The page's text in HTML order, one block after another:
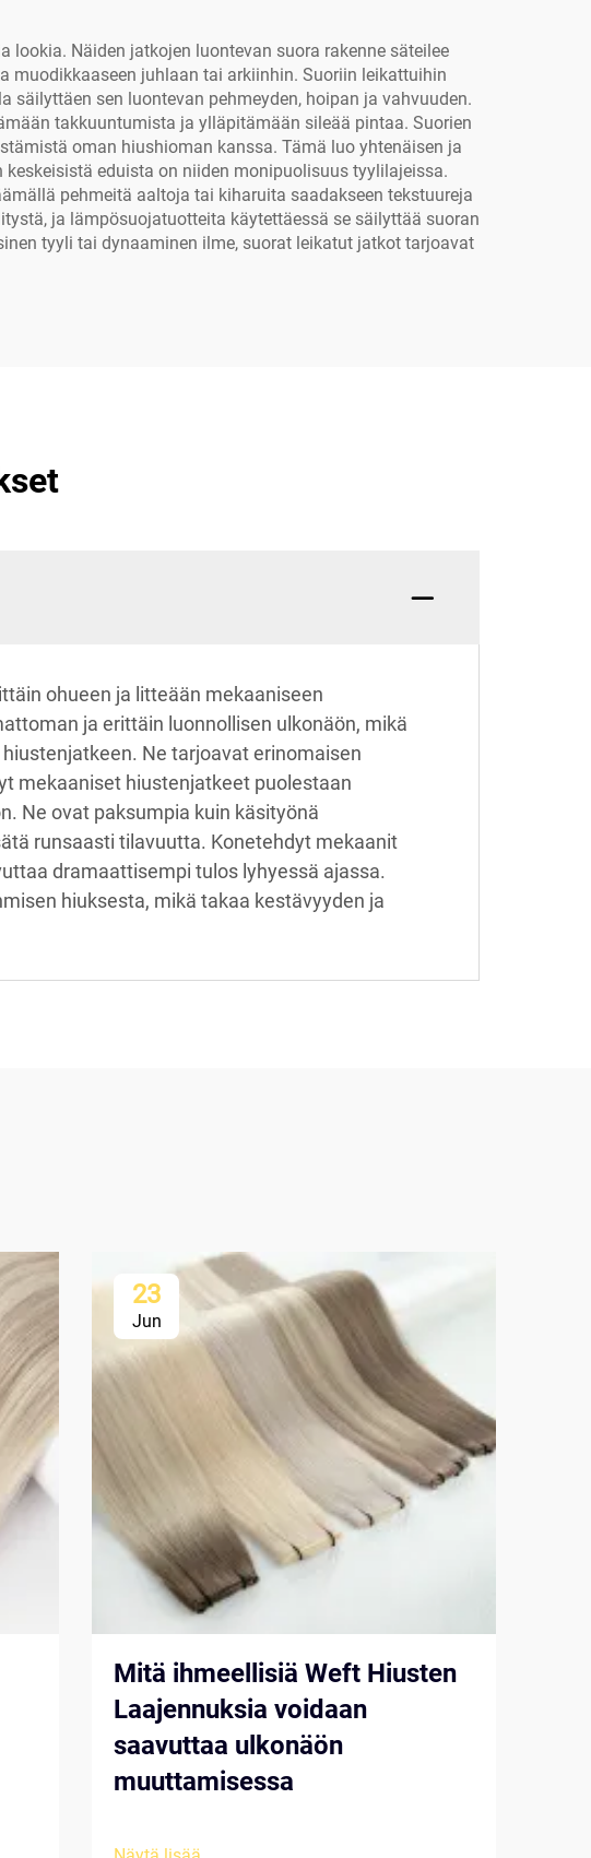
Näiden jatkojen luontevan suora rakenne säteilee
muodikkaaseen juhlaan tai arkiinhin. Suoriin leikattuihin
sen luontevan pehmeyden, hoipan ja vahvuuden.
takkuuntumista ja ylläpitämään sileää pintaa. Suorien
oman hiushioman kanssa. Tämä luo yhtenäisen ja
eduista on niiden monipuolisuus tyylilajeissa.
pehmeitä aaltoja tai kiharuita saadakseen tekstuureja
ja lämpösuojatuotteita käytettäessä se säilyttää suoran
tyyli tai dynaaminen ilme, suorat leikatut jatkot tarjoavat
ohueen ja litteään mekaaniseen
ja erittäin luonnollisen ulkonäön, mikä
Ne tarjoavat erinomaisen
mekaaniset hiustenjatkeet puolestaan
Ne ovat paksumpia kuin käsityönä
runsaasti tilavuutta. Konetehdyt mekaanit
dramaattisempi tulos lyhyessä ajassa.
hiuksesta, mikä takaa kestävyyden ja
23
Jun
Mitä ihmeellisiä Weft Hiusten
Laajennuksia voidaan
saavuttaa ulkonäön
muuttamisessa